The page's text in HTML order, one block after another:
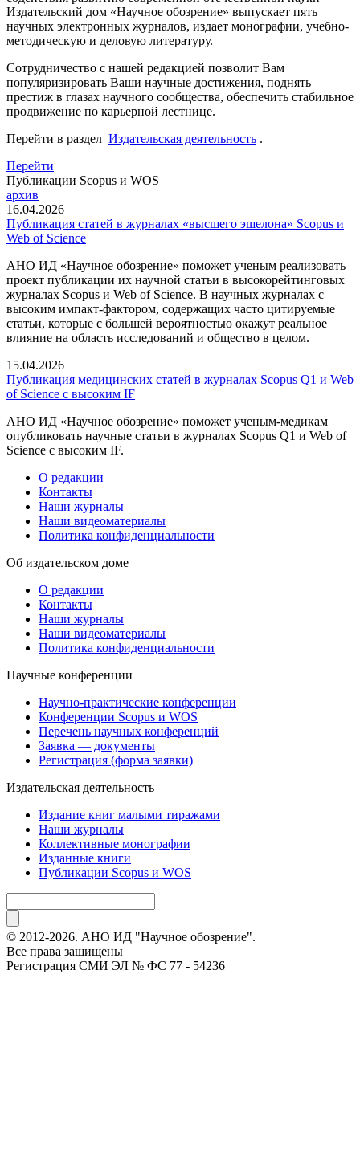
Издательский дом «Научное обозрение» выпускает пять
научных электронных журналов, издает монографии, учебно-
методическую и деловую литературу.
Сотрудничество с нашей редакцией позволит Вам
популяризировать Ваши научные достижения, поднять
престиж в глазах научного сообщества, обеспечить стабильное
продвижение по карьерной лестнице.
Перейти в раздел Издательская деятельность .
Перейти
Публикации Scopus и WOS
архив
16.04.2026
Публикация статей в журналах «высшего эшелона» Scopus и
Web of Science
АНО ИД «Научное обозрение» поможет ученым реализовать
проект публикации их научной статьи в высокорейтинговых
журналах Scopus и Web of Science. В научных журналах с
высоким импакт-фактором, содержащих часто цитируемые
статьи, которые с большей вероятностью окажут реальное
влияние на область исследований и общество в целом.
15.04.2026
Публикация медицинских статей в журналах Scopus Q1 и Web
of Science с высоким IF
АНО ИД «Научное обозрение» поможет ученым-медикам
опубликовать научные статьи в журналах Scopus Q1 и Web of
Science с высоким IF.
О редакции
Контакты
Наши журналы
Наши видеоматериалы
Политика конфиденциальности
Об издательском доме
О редакции
Контакты
Наши журналы
Наши видеоматериалы
Политика конфиденциальности
Научные конференции
Научно-практические конференции
Конференции Scopus и WOS
Перечень научных конференций
Заявка — документы
Регистрация (форма заявки)
Издательская деятельность
Издание книг малыми тиражами
Наши журналы
Коллективные монографии
Изданные книги
Публикации Scopus и WOS
© 2012-2026. АНО ИД "Научное обозрение".
Все права защищены
Регистрация СМИ ЭЛ № ФС 77 - 54236